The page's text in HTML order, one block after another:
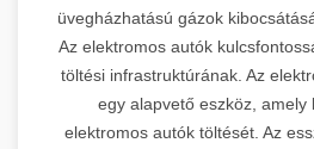
üvegházhatású gázok
Az elektromos autók
töltési infrastruktúrának. Az
egy alapvető eszköz, amely
elektromos autók töltését. Az